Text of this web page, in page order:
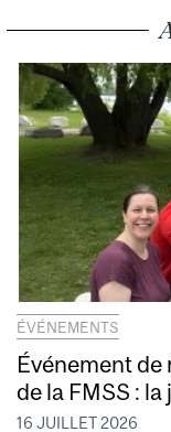
ÉVÉNEMENTS
Événement
de la FMSS :
16 JUILLET 2026